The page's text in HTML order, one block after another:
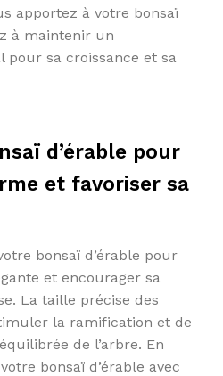
apportez à votre bonsaï
à maintenir un
sa croissance et sa
d’érable pour
et favoriser sa
bonsaï d’érable pour
et encourager sa
La taille précise des
la ramification et de
de l’arbre. En
bonsaï d’érable avec